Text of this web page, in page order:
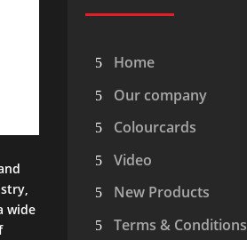
wide
Home
Our company
Colourcards
Video
New Products
Terms & Conditions